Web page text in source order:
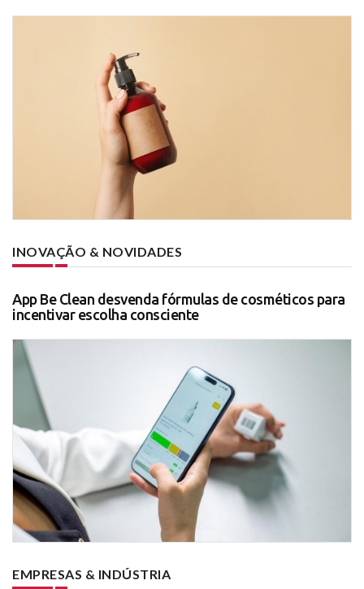
INOVAÇÃO & NOVIDADES
App Be Clean desvenda fórmulas de cosméticos para
incentivar escolha consciente
EMPRESAS & INDÚSTRIA